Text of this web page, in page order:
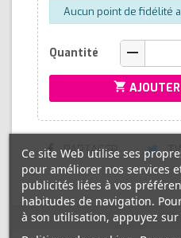
Aucun point de fidélité
Quantité remove
shopping_cart
PARTAGER
Ce site Web utilise ses
pour améliorer nos services
publicités liées à vos
habitudes de navigation.
à son utilisation, appuyez